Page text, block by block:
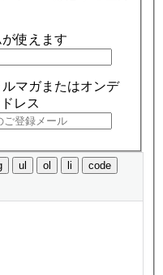
使えます
マガまたはオンデ
レス